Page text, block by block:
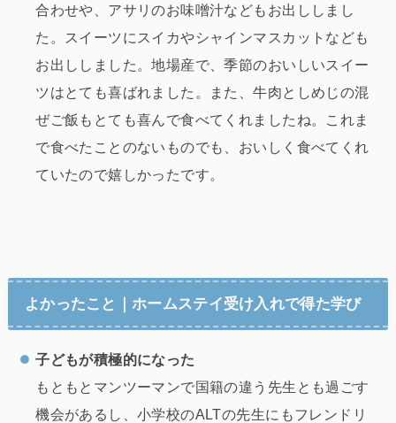
合わせや、アサリのお味噌汁などもお出ししまし
た。スイーツにスイカやシャインマスカットなども
お出ししました。地場産で、季節のおいしいスイー
ツはとても喜ばれました。また、牛肉としめじの混
ぜご飯もとても喜んで食べてくれましたね。これま
で食べたことのないものでも、おいしく食べてくれ
ていたので嬉しかったです。
よかったこと｜ホームステイ受け入れで得た学び
子どもが積極的になった
もともとマンツーマンで国籍の違う先生とも過ごす
機会があるし、小学校のALTの先生にもフレンドリ